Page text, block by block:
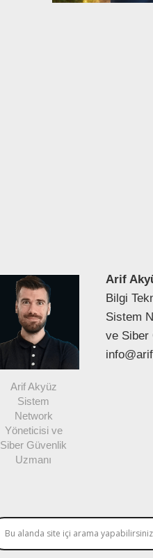
Arif Akyüz
Sistem
Network
Yöneticisi ve
Siber Güvenlik
Uzmanı
Arif
Bilgi
Sistem
ve Siber